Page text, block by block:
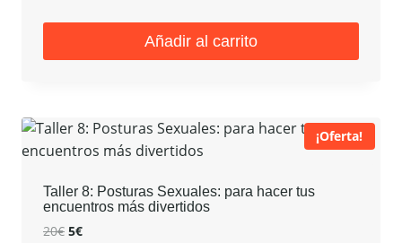
original
20€.
actual
5€.
Añadir al carrito
¡Oferta!
Taller 8: Posturas Sexuales: para hacer tus
encuentros más divertidos
20€ El
5€El